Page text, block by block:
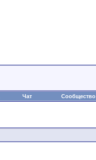
Чат Сообщество